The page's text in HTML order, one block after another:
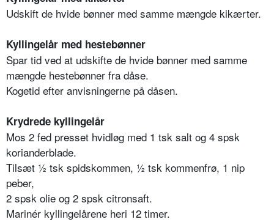
Udskift de hvide bønner med samme mængde kikærter.
Kyllingelår med hestebønner
Spar tid ved at udskifte de hvide bønner med samme
mængde hestebønner fra dåse.
Kogetid efter anvisningerne på dåsen.
Krydrede kyllingelår
Mos 2 fed presset hvidløg med 1 tsk salt og 4 spsk
korianderblade.
Tilsæt ½ tsk spidskommen, ½ tsk kommenfrø, 1 nip
peber,
2 spsk olie og 2 spsk citronsaft.
Marinér kyllingelårene heri 12 timer.